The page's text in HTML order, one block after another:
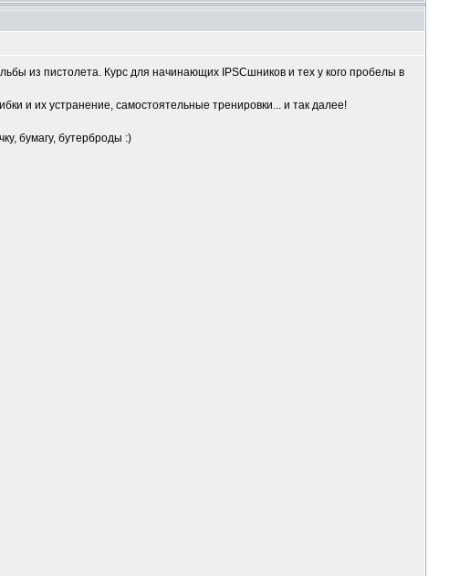
из пистолета. Курс для начинающих IPSCшников и тех у кого пробелы в
и их устранение, самостоятельные тренировки... и так далее!
бумагу, бутерброды :)